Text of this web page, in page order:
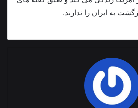
به ایران را ندارند.